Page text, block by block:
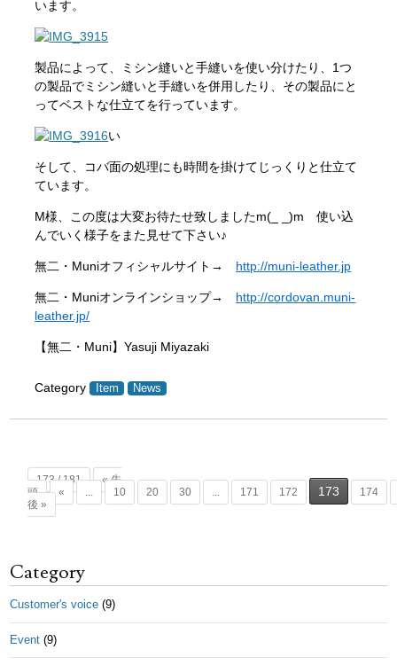
います。
製品によって、ミシン縫いと手縫いを使い分けたり、1つ
の製品でミシン縫いと手縫いを併用したり、その製品にと
ってベストな仕立てを行っています。
い
そして、コバ面の処理にも時間を掛けてじっくりと仕立て
ています。
M様、この度は大変お待たせ致しましたm(_ _)m 使い込
んでいく様子をまた見せて下さい♪
無二・Muniオフィシャルサイト→ http://muni-leather.jp
無二・Muniオンラインショップ→ http://cordovan.muni-
leather.jp/
【無二・Muni】Yasuji Miyazaki
Category Item News
173 / 181
« 先
頭
« ... 10 20 30 ... 171 172 173
174
後 »
Category
Customer's voice (9)
Event (9)